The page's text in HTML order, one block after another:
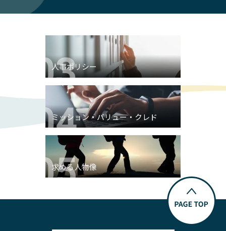
人事ポリシー
ミッション・バリュー・クレド
求める人物像